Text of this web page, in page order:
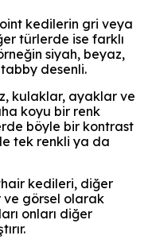
kedilerin gri veya
türlerde ise farklı
siyah, beyaz,
desenli.
kulaklar, ayaklar ve
koyu bir renk
böyle bir kontrast
tek renkli ya da
kedileri, diğer
görsel olarak
onları diğer